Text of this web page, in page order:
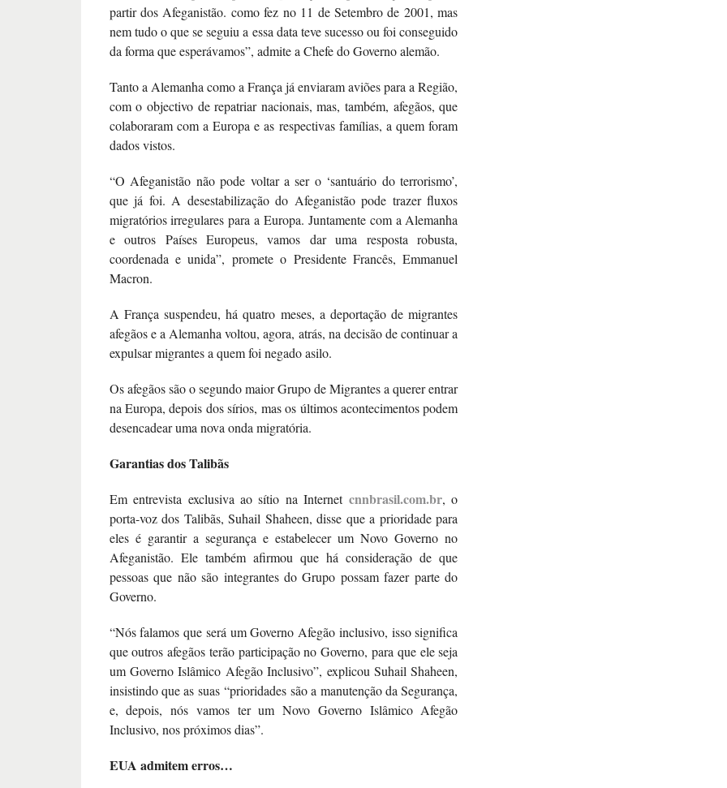
partir dos Afeganistão. como fez no 11 de Setembro de 2001, mas
nem tudo o que se seguiu a essa data teve sucesso ou foi conseguido
da forma que esperávamos”, admite a Chefe do Governo alemão.
Tanto a Alemanha como a França já enviaram aviões para a Região,
com o objectivo de repatriar nacionais, mas, também, afegãos, que
colaboraram com a Europa e as respectivas famílias, a quem foram
dados vistos.
“O Afeganistão não pode voltar a ser o ‘santuário do terrorismo’,
que já foi. A desestabilização do Afeganistão pode trazer fluxos
migratórios irregulares para a Europa. Juntamente com a Alemanha
e outros Países Europeus, vamos dar uma resposta robusta,
coordenada e unida”, promete o Presidente Francês, Emmanuel
Macron.
A França suspendeu, há quatro meses, a deportação de migrantes
afegãos e a Alemanha voltou, agora, atrás, na decisão de continuar a
expulsar migrantes a quem foi negado asilo.
Os afegãos são o segundo maior Grupo de Migrantes a querer entrar
na Europa, depois dos sírios, mas os últimos acontecimentos podem
desencadear uma nova onda migratória.
Garantias dos Talibãs
Em entrevista exclusiva ao sítio na Internet cnnbrasil.com.br, o
porta-voz dos Talibãs, Suhail Shaheen, disse que a prioridade para
eles é garantir a segurança e estabelecer um Novo Governo no
Afeganistão. Ele também afirmou que há consideração de que
pessoas que não são integrantes do Grupo possam fazer parte do
Governo.
“Nós falamos que será um Governo Afegão inclusivo, isso significa
que outros afegãos terão participação no Governo, para que ele seja
um Governo Islâmico Afegão Inclusivo”, explicou Suhail Shaheen,
insistindo que as suas “prioridades são a manutenção da Segurança,
e, depois, nós vamos ter um Novo Governo Islâmico Afegão
Inclusivo, nos próximos dias”.
EUA admitem erros…